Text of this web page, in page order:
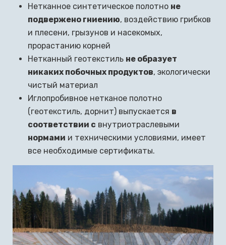
Нетканное синтетическое полотно не
подвержено гниению, воздействию грибков
и плесени, грызунов и насекомых,
прорастанию корней
Нетканный геотекстиль не образует
никаких побочных продуктов, экологически
чистый материал
Иглопробивное нетканое полотно
(геотекстиль, дорнит) выпускается в
соответствии с внутриотраслевыми
нормами и техническими условиями, имеет
все необходимые сертификаты.